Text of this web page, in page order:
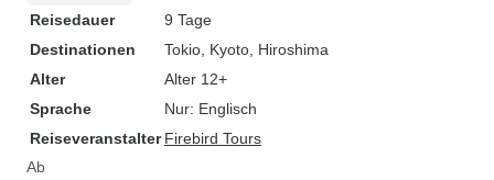
Reisedauer
9 Tage
Destinationen
Tokio , Kyoto , Hiroshima
Alter
Alter 12+
Sprache
Nur: Englisch
Reiseveranstalter Firebird Tours
Ab